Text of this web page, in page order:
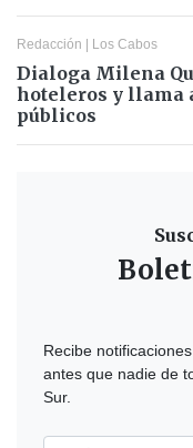
Redacción Los Cabos
Dialoga Milena
hoteleros y llama
públicos
Recibe
antes que nadie de
Sur.